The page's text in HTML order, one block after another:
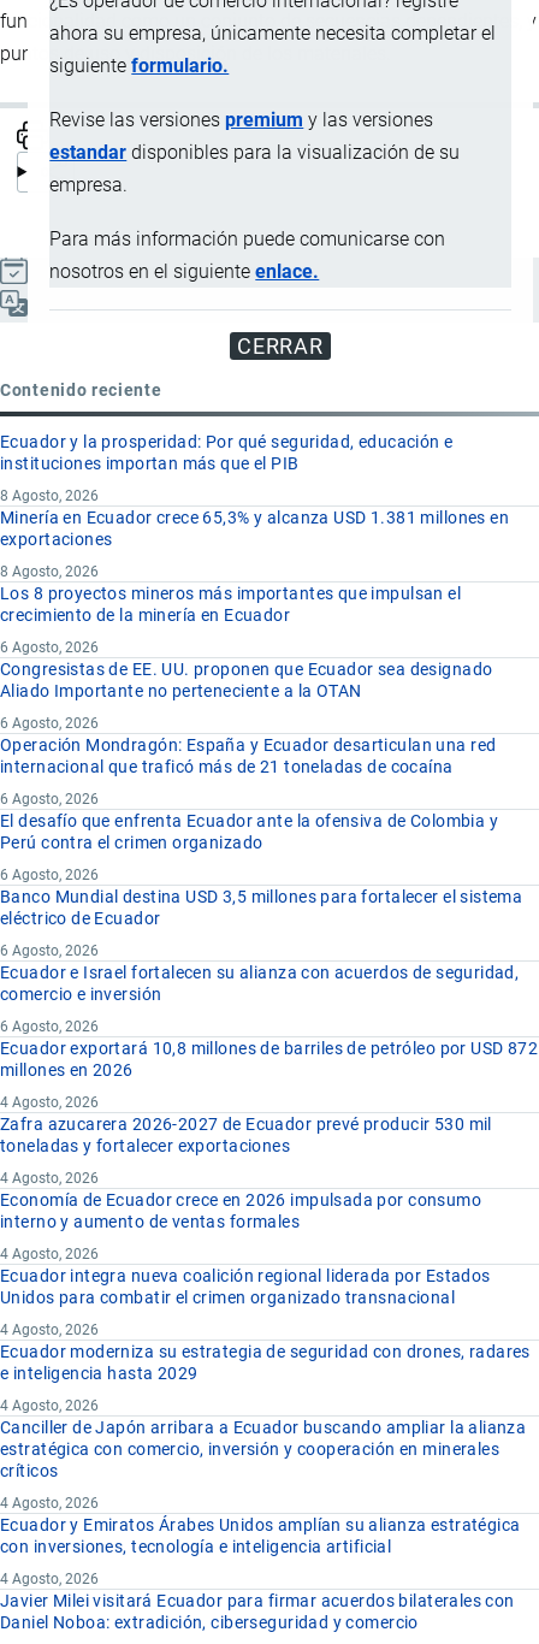
ahora su empresa, únicamente necesita completar el
siguienteformulario.
Revise las versionespremium y las versiones
estandar disponibles para la visualización de su
empresa.
Para más información puede comunicarse con
nosotros en el siguienteenlace.
CERRAR
funcionalidad como un conjunto de secuencias dependientes, y
puntos de uso y disposición de los materiales.
Actualizado el 9 Septiembre, 2024
Contenido reciente
Ecuador y la prosperidad: Por qué seguridad, educación e
instituciones importan más que el PIB
8 Agosto, 2026
Minería en Ecuador crece 65,3% y alcanza USD 1.381 millones en
exportaciones
8 Agosto, 2026
Los 8 proyectos mineros más importantes que impulsan el
crecimiento de la minería en Ecuador
6 Agosto, 2026
Congresistas de EE. UU. proponen que Ecuador sea designado
Aliado Importante no perteneciente a la OTAN
6 Agosto, 2026
Operación Mondragón: España y Ecuador desarticulan una red
internacional que traficó más de 21 toneladas de cocaína
6 Agosto, 2026
El desafío que enfrenta Ecuador ante la ofensiva de Colombia y
Perú contra el crimen organizado
6 Agosto, 2026
Banco Mundial destina USD 3,5 millones para fortalecer el sistema
eléctrico de Ecuador
6 Agosto, 2026
Ecuador e Israel fortalecen su alianza con acuerdos de seguridad,
comercio e inversión
6 Agosto, 2026
Ecuador exportará 10,8 millones de barriles de petróleo por USD 872
millones en 2026
4 Agosto, 2026
Zafra azucarera 2026-2027 de Ecuador prevé producir 530 mil
toneladas y fortalecer exportaciones
4 Agosto, 2026
Economía de Ecuador crece en 2026 impulsada por consumo
interno y aumento de ventas formales
4 Agosto, 2026
Ecuador integra nueva coalición regional liderada por Estados
Unidos para combatir el crimen organizado transnacional
4 Agosto, 2026
Ecuador moderniza su estrategia de seguridad con drones, radares
e inteligencia hasta 2029
4 Agosto, 2026
Canciller de Japón arribara a Ecuador buscando ampliar la alianza
estratégica con comercio, inversión y cooperación en minerales
críticos
4 Agosto, 2026
Ecuador y Emiratos Árabes Unidos amplían su alianza estratégica
con inversiones, tecnología e inteligencia artificial
4 Agosto, 2026
Javier Milei visitará Ecuador para firmar acuerdos bilaterales con
Daniel Noboa: extradición, ciberseguridad y comercio